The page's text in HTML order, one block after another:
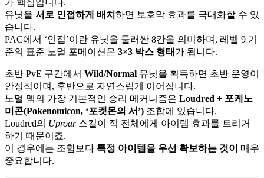
유닛을 서로 인접하게 배치 하면 보호막 효과를 극대화할 수 있
습니다.
PAC에서 ‘인접’이란 유닛을 둘러싼 8칸을 의미하며, 레벨 9 기
준의 표준 노멀 포메이션은 3×3 박스 형태 가 됩니다.
초반 PvE 구간에서 Wild/Normal 유닛을 획득하면 초반 운영이
안정적이며, 후반으로 자연스럽게 이어집니다.
노멀 덱의 가장 기본적인 승리 메커니즘은 Loudred + 포케노
미콘(Pokenomicon, ‘포켓몬의 서’) 조합에 있습니다.
Loudred의 Uproar스킬이 적 전체에게 아이템 효과를 트리거
하기 때문이죠.
이 경우에는 조합보다 특정 아이템을 우선 확보하는 것이
매우
중요합니다.